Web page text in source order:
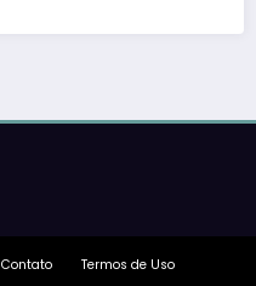
Contato
Termos de Uso